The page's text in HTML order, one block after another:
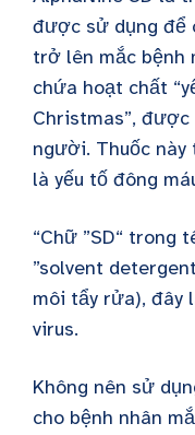
được sử dụng để
trở lên mắc bệnh
chứa hoạt chất
Christmas”,
người. Thuốc
là yếu tố đông
“Chữ ”SD“
”solvent
môi tẩy rửa), đây
virus.
Không nên sử
cho bệnh nhân